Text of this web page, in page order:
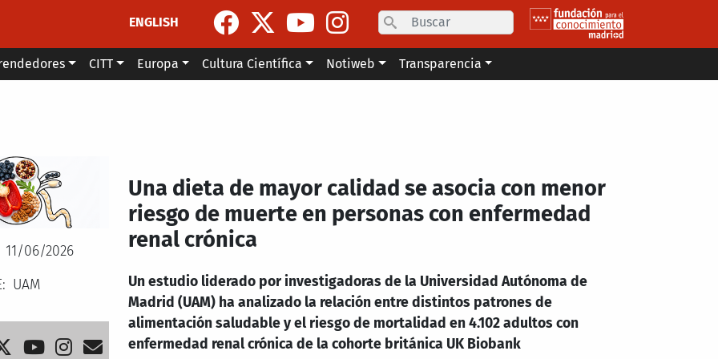
ENGLISH
Search
CITT Europa Cultura Científica Notiweb Transparencia
11/06/2026
UAM
Una dieta de mayor calidad se asocia con menor
riesgo de muerte en personas con enfermedad
renal crónica
Un estudio liderado por investigadoras de la Universidad Autónoma de
Madrid (UAM) ha analizado la relación entre distintos patrones de
alimentación saludable y el riesgo de mortalidad en 4.102 adultos con
enfermedad renal crónica de la cohorte británica UK Biobank